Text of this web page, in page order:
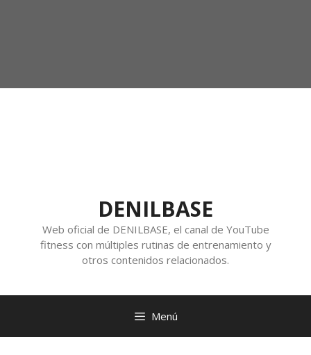
DENILBASE
Web oficial de DENILBASE, el canal de YouTube
fitness con múltiples rutinas de entrenamiento y
otros contenidos relacionados.
Menú